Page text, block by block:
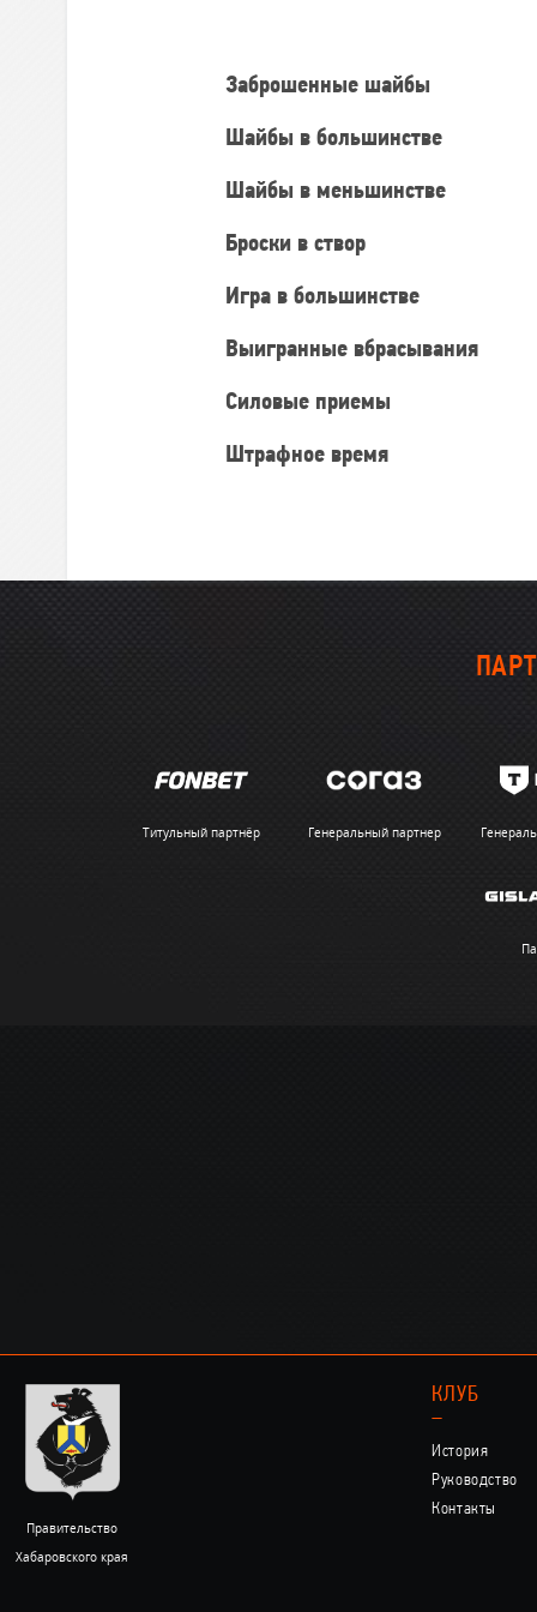
Заброшенные шайбы
Шайбы в большинстве
Шайбы в меньшинстве
Броски в створ
Игра в большинстве
Выигранные вбрасывания
Силовые приемы
Штрафное время
Титульный партнёр Генеральный партнер
Правительство
Хабаровского края
КЛУБ
–
История
Руководство
Контакты